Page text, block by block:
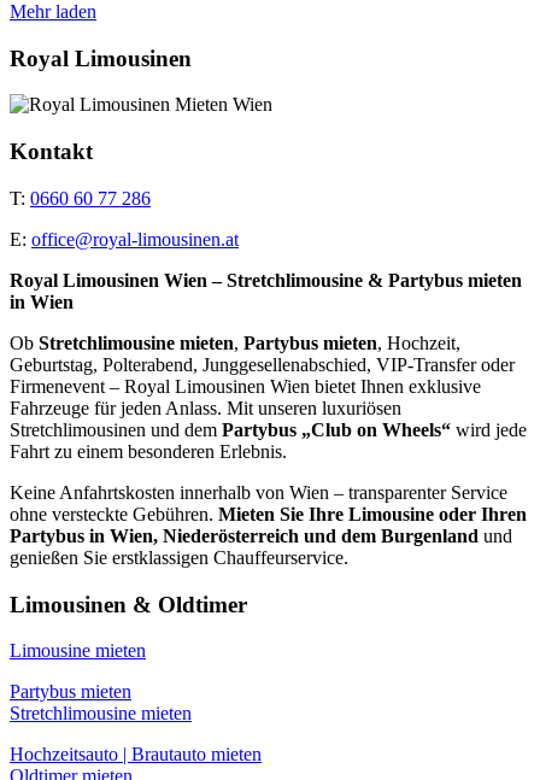
Mehr laden
Royal Limousinen
Kontakt
T: 0660 60 77 286
E: office@royal-limousinen.at
Royal Limousinen Wien – Stretchlimousine & Partybus mieten
in Wien
Ob Stretchlimousine mieten, Partybus mieten, Hochzeit,
Geburtstag, Polterabend, Junggesellenabschied, VIP-Transfer oder
Firmenevent – Royal Limousinen Wien bietet Ihnen exklusive
Fahrzeuge für jeden Anlass. Mit unseren luxuriösen
Stretchlimousinen und dem Partybus „Club on Wheels“ wird jede
Fahrt zu einem besonderen Erlebnis.
Keine Anfahrtskosten innerhalb von Wien – transparenter Service
ohne versteckte Gebühren. Mieten Sie Ihre Limousine oder Ihren
Partybus in Wien, Niederösterreich und dem Burgenland und
genießen Sie erstklassigen Chauffeurservice.
Limousinen & Oldtimer
Limousine mieten
Partybus mieten
Stretchlimousine mieten
Hochzeitsauto | Brautauto mieten